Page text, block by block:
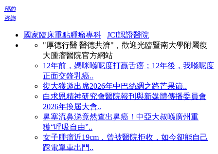
預約
咨詢
國家臨床重點腫瘤專科
JCI認證醫院
"厚德行醫 醫德共濟"，歡迎光臨暨南大學附屬復
大腫瘤醫院官方網站
12年前，媽咪喺呢度打贏舌癌；12年後，我喺呢度
正面交鋒乳癌..
復大獲邀出席2026年中巴絲綢之路芒果節..
白求恩精神研究會醫院報刊與新媒體傳播委員會
2026年換屆大會..
鼻塞流鼻涕竟然查出鼻癌！中亞大叔喺廣州重
獲“呼吸自由”..
女子腫瘤近19cm，曾被醫院拒收，如今卻能自己
踩電單車出門..